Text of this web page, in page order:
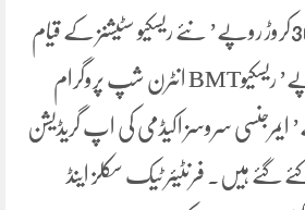
سروس کے قیام کیلئے 30کروڑ روپے’ نئے ریسکیو سٹیشنز کے قیام
کیلئے 24کروڑ 40لاکھ روپے’ ریسکیوBMT انٹرن شپ پروگرام
روپے’ ایمرجنسی سروسز اکیڈمی کی اپ گریڈیشن
کئے گئے ہیں۔ فرنٹیئر ٹیک سکلز اینڈ